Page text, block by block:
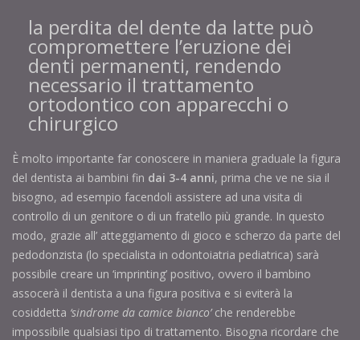
la perdita del dente da latte può
compromettere l’eruzione dei
denti permanenti, rendendo
necessario il trattamento
ortodontico con apparecchi o
chirurgico
È molto importante far conoscere in maniera graduale la figura
del dentista ai bambini fin dai 3-4 anni, prima che ve ne sia il
bisogno, ad esempio facendoli assistere ad una visita di
controllo di un genitore o di un fratello più grande. In questo
modo, grazie all’ atteggiamento di gioco e scherzo da parte del
pedodonzista (lo specialista in odontoiatria pediatrica) sarà
possibile creare un ‘imprinting’ positivo, ovvero il bambino
assocerà il dentista a una figura positiva e si eviterà la
cosiddetta ‘sindrome da camice bianco’che renderebbe
impossibile qualsiasi tipo di trattamento. Bisogna ricordare che